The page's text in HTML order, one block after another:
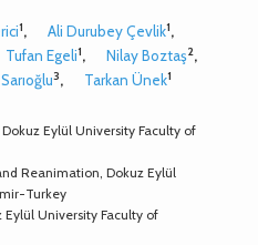
1, Ali Durubey Çevlik1,
Tufan Egeli1, Nilay Boztaş2,
3, Tarkan Ünek1
Eylül University Faculty of
Reanimation, Dokuz Eylül
Turkey
University Faculty of